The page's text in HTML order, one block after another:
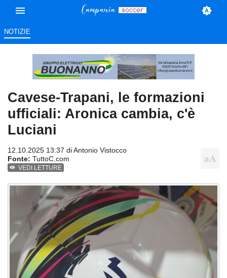
NOTIZIE
Cavese-Trapani, le formazioni
ufficiali: Aronica cambia, c'è
Luciani
12.10.2025 13:37 diAntonio Vistocco
Fonte: TuttoC.com
VEDI LETTURE